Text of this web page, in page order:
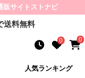
販サイト ストナビ
送料無料
0 0
人気ランキング